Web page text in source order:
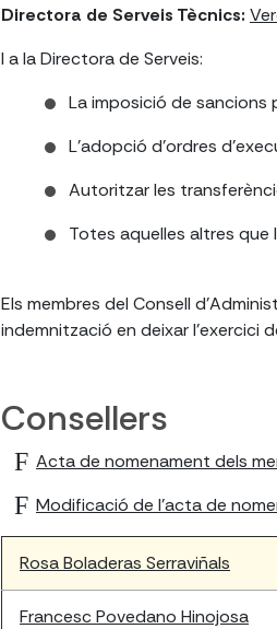
Directora de Serveis Tècnics:
I a la Directora de Serveis:
La imposició de
L'adopció d'ordres
Autoritzar les
Totes aquelles altres que
Els membres del Consell
indemnització en deixar l'exercici
Consellers
Acta de nomenament dels
Modificació de l'acta de
Rosa Boladeras Serraviñals
Francesc Povedano Hinojosa